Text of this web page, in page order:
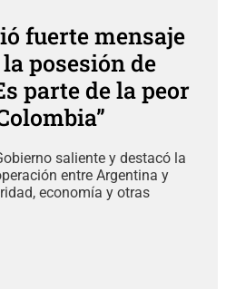
fuerte mensaje
posesión de
parte de la peor
saliente y destacó la
entre Argentina y
economía y otras